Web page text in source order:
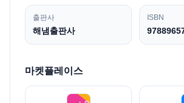
출판사
해냄출판사
ISBN
마켓플레이스